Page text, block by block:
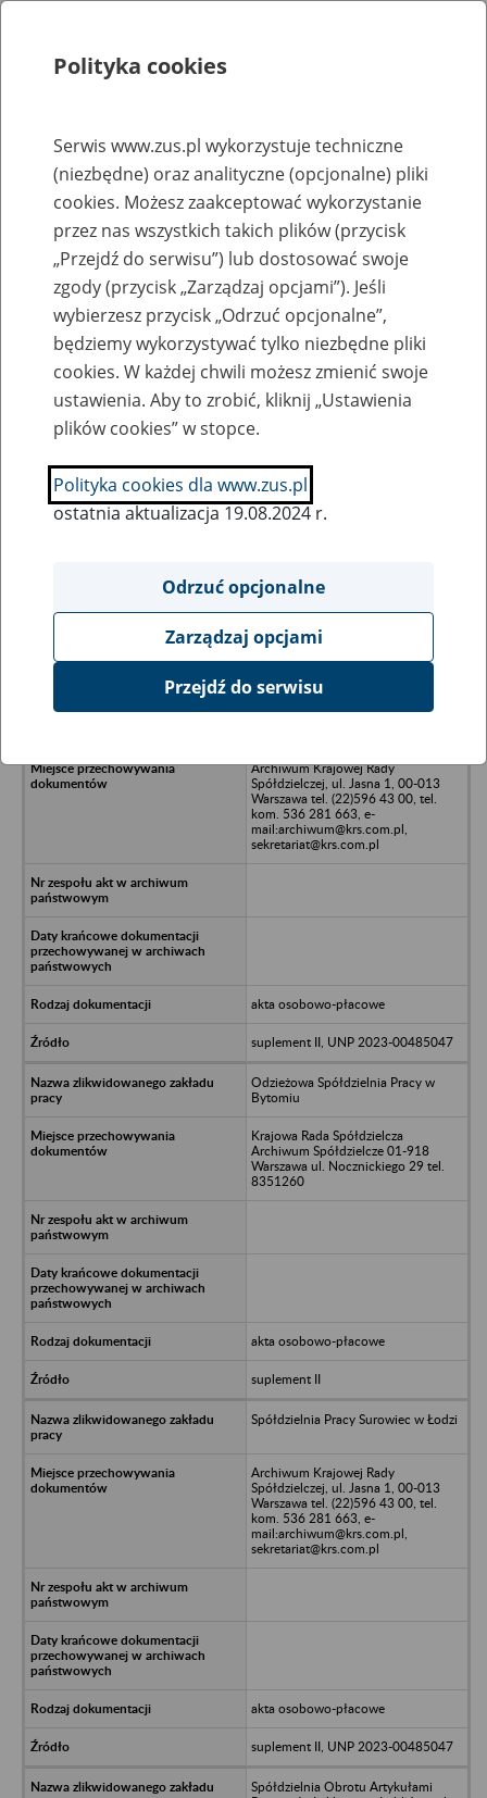
Rejestry, ewidencje i archiwa
Baza zlikwidowanych lub
przekształconych zakładów pracy
Nazwa zakładu pracy:
SZUKAJ
Ukryj wszystkie pozycje bazy
Spółdzielnia Inwalidów Przyjaźń w
Archiwum Krajowej Rady
Spółdzielczej, ul. Jasna 1, 00-013
Warszawa tel. (22)596 43 00, tel.
kom. 536 281 663, e-
mail:archiwum@krs.com.pl,
sekretariat@krs.com.pl
akta osobowo-płacowe
suplement II, UNP 2023-00485047
Odzieżowa Spółdzielnia Pracy w
Bytomiu
Krajowa Rada Spółdzielcza
Archiwum Spółdzielcze 01-918
Warszawa ul. Nocznickiego 29 tel.
8351260
akta osobowo-płacowe
suplement II
Spółdzielnia Pracy Surowiec w Łodzi
Archiwum Krajowej Rady
Spółdzielczej, ul. Jasna 1, 00-013
Warszawa tel. (22)596 43 00, tel.
kom. 536 281 663, e-
mail:archiwum@krs.com.pl,
sekretariat@krs.com.pl
akta osobowo-płacowe
suplement II, UNP 2023-00485047
Spółdzielnia Obrotu Artykułami
Polityka cookies
Serwis www.zus.pl wykorzystuje techniczne
(niezbędne) oraz analityczne (opcjonalne) pliki
cookies. Możesz zaakceptować wykorzystanie
przez nas wszystkich takich plików (przycisk
„Przejdź do serwisu”) lub dostosować swoje
zgody (przycisk „Zarządzaj opcjami”). Jeśli
wybierzesz przycisk „Odrzuć opcjonalne”,
będziemy wykorzystywać tylko niezbędne pliki
cookies. W każdej chwili możesz zmienić swoje
ustawienia. Aby to zrobić, kliknij „Ustawienia
plików cookies” w stopce.
Polityka cookies dla www.zus.pl
ostatnia aktualizacja 19.08.2024 r.
Odrzuć opcjonalne
Zarządzaj opcjami
Przejdź do serwisu